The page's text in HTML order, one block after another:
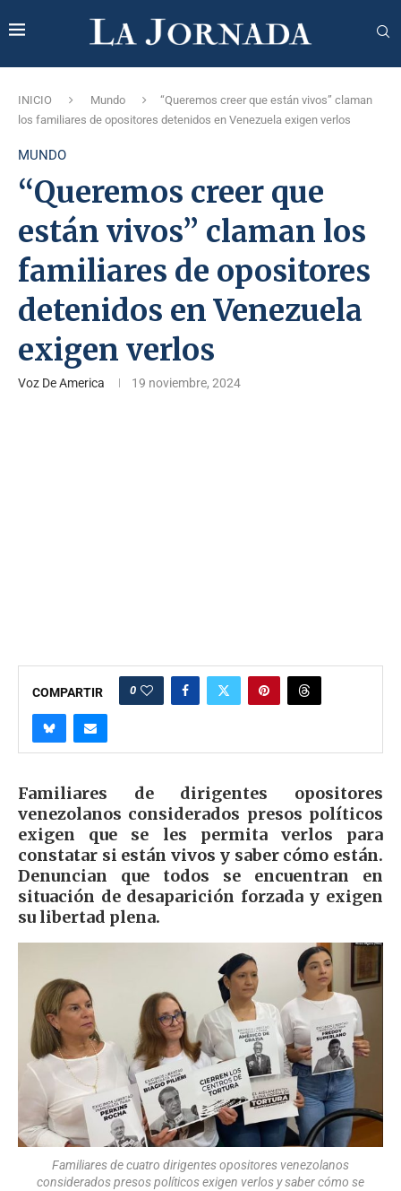
INICIO Mundo
“Queremos creer que están vivos” claman
los familiares de opositores detenidos en Venezuela exigen verlos
MUNDO
“Queremos creer que
están vivos” claman los
familiares de opositores
detenidos en Venezuela
exigen verlos
Voz De America 19 noviembre, 2024
COMPARTIR 0
Familiares de dirigentes opositores
venezolanos considerados presos políticos
exigen que se les permita verlos para
constatar si están vivos y saber cómo están.
Denuncian que todos se encuentran en
situación de desaparición forzada y exigen
su libertad plena.
Familiares de cuatro dirigentes opositores venezolanos
considerados presos políticos exigen verlos y saber cómo se